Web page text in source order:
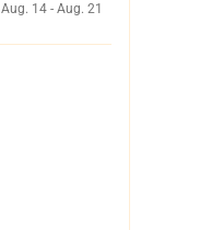
Aug. 14 - Aug. 21